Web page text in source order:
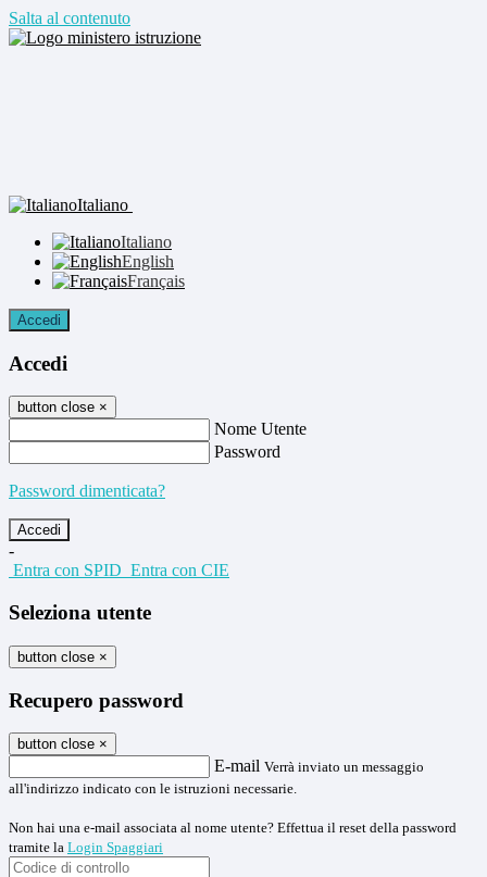
Salta al contenuto
Italiano
Italiano
English
Français
Accedi
Accedi
button close ×
Nome Utente
Password
Password dimenticata?
-
Entra con SPID Entra con CIE
Seleziona utente
button close ×
Recupero password
button close ×
E-mail Verrà inviato un messaggio
all'indirizzo indicato con le istruzioni necessarie.
Non hai una e-mail associata al nome utente? Effettua il reset della password
tramite la Login Spaggiari